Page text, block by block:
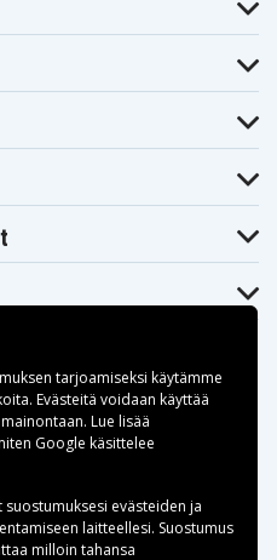
tarjoamiseksi käytämme
Evästeitä voidaan käyttää
Lue lisää
Google käsittelee
suostumuksesi evästeiden ja
laitteellesi. Suostumus
milloin tahansa